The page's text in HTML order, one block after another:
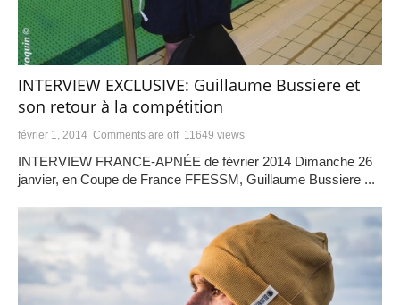
INTERVIEW EXCLUSIVE: Guillaume Bussiere et
son retour à la compétition
février 1, 2014 Comments are off 11649 views
INTERVIEW FRANCE-APNÉE de février 2014 Dimanche 26
janvier, en Coupe de France FFESSM, Guillaume Bussiere ...